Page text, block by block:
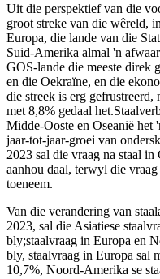
Uit die perspektief van die
groot streke van die wêreld,
Europa, die lande van die
Suid-Amerika almal 'n
GOS-lande die meeste direk
en die Oekraïne, en die
die streek is erg
met 8,8% gedaal
Midde-Ooste en Oseanië het
jaar-tot-jaar-groei van
2023 sal die vraag na staal
aanhou daal, terwyl die
toeneem.
Van die verandering van
2023, sal die Asiatiese
bly;staalvraag in Europa en
bly, staalvraag in Europa sal
10,7%, Noord-Amerika se